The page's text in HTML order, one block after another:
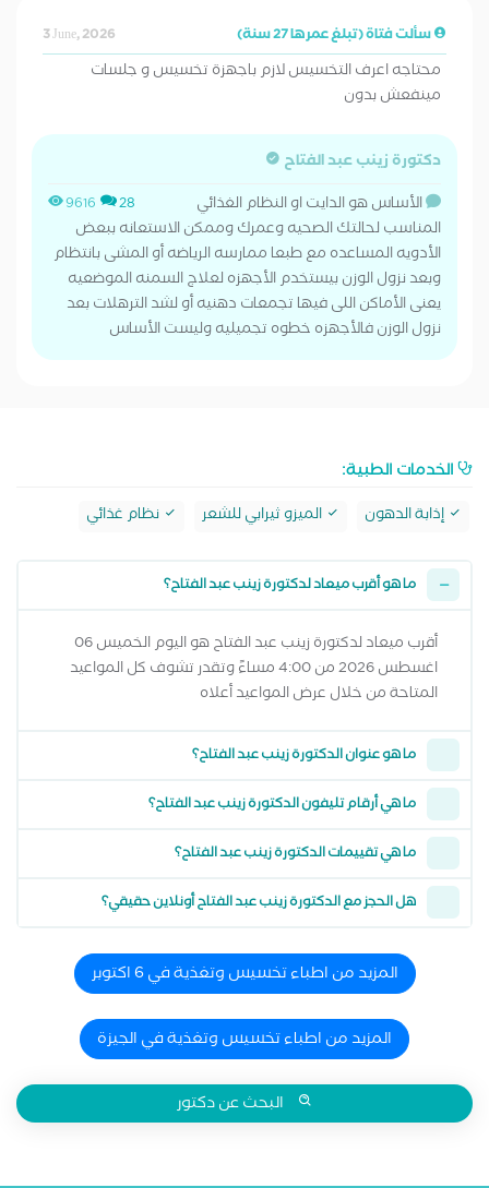
سألت فتاة (تبلغ عمرها 27 سنة) 3 June, 2026
محتاجه اعرف التخسيس لازم باجهزة تخسيس و جلسات
مينفعش بدون
دكتورة زينب عبد الفتاح
9616 28
الأساس هو الدايت او النظام الغذائي
المناسب لحالتك الصحيه وعمرك وممكن الاستعانه ببعض
الأدويه المساعده مع طبعا ممارسه الرياضه أو المشى بانتظام
وبعد نزول الوزن بيستخدم الأجهزه لعلاج السمنه الموضعيه
يعنى الأماكن اللى فيها تجمعات دهنيه أو لشد الترهلات بعد
نزول الوزن فالأجهزه خطوه تجميليه وليست الأساس
الخدمات الطبية:
إذابة الدهون الميزو ثيرابي للشعر نظام غذائي
ما هو أقرب ميعاد لدكتورة زينب عبد الفتاح؟
أقرب ميعاد لدكتورة زينب عبد الفتاح هو اليوم الخميس 06
اغسطس 2026 من 4:00 مساءً وتقدر تشوف كل المواعيد
المتاحة من خلال عرض المواعيد أعلاه
ما هو عنوان الدكتورة زينب عبد الفتاح؟
ما هي أرقام تليفون الدكتورة زينب عبد الفتاح؟
ما هي تقييمات الدكتورة زينب عبد الفتاح؟
هل الحجز مع الدكتورة زينب عبد الفتاح أونلاين حقيقي؟
المزيد من اطباء تخسيس وتغذية في 6 اكتوبر
المزيد من اطباء تخسيس وتغذية في الجيزة
البحث عن دكتور